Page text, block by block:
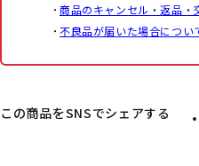
商品のキャンセル・返品・
不良品が届いた場合につい
この商品をSNSでシェアする